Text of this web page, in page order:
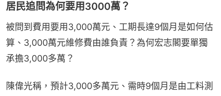
居民追問為何要用3000萬？
被問到費用要用3,000萬元、工期長達9個月是如何估
算、3,000萬元維修費由誰負責？為何宏志閣要單獨
承擔3,000多萬？
陳偉光稱，預計3,000多萬元、需時9個月是由工料測